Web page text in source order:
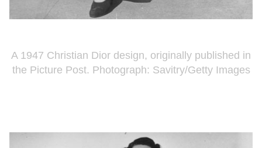
A 1947 Christian Dior design, originally published in
the Picture Post. Photograph: Savitry/Getty Images